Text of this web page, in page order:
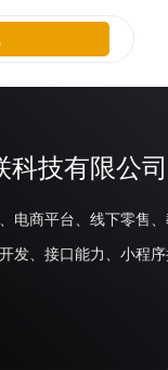
科技有限公司
电商平台、线下零售
发、接口能力、小程